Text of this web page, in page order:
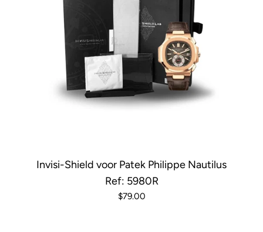
Invisi-Shield voor Patek Philippe Nautilus
Ref: 5980R
$79.00